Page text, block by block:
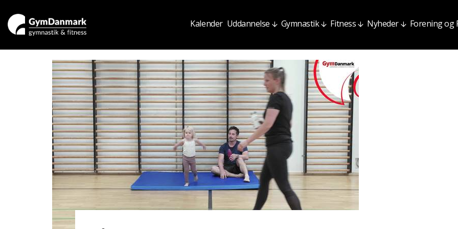
Kalender Uddannelse Gymnastik Fitness Nyheder Forening og